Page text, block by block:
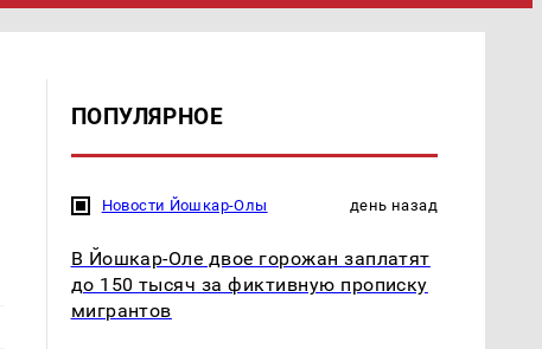
ПОПУЛЯРНОЕ
Новости Йошкар-Олы день назад
В Йошкар-Оле двое горожан заплатят
до 150 тысяч за фиктивную прописку
мигрантов